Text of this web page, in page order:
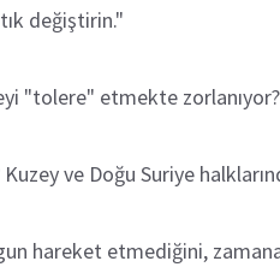
değiştirin."
"tolere" etmekte zorlanıyor?
ve Doğu Suriye
hareket etmediğini, zamana